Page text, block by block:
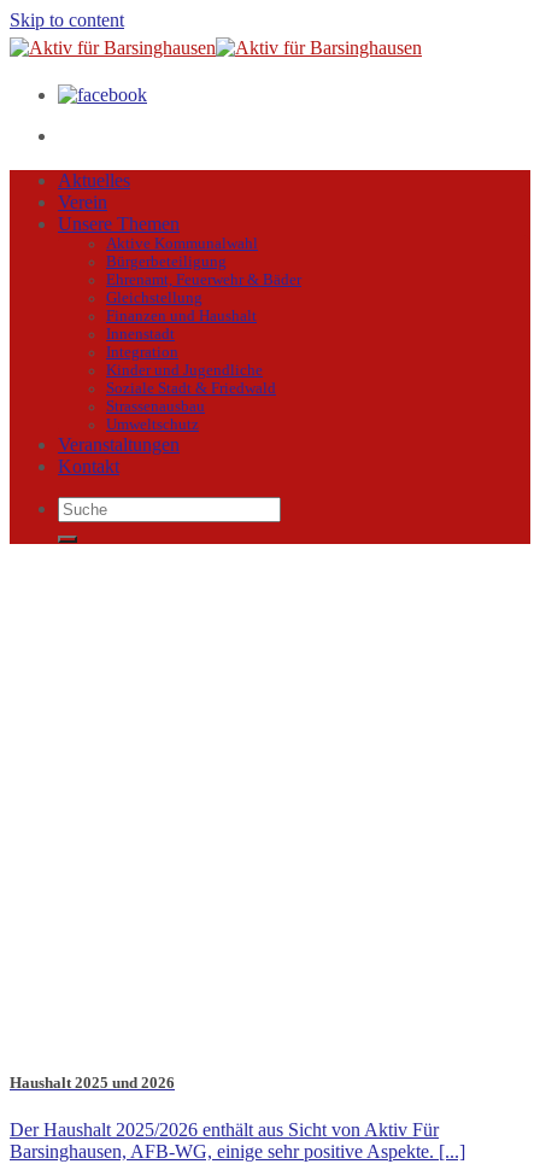
Skip to content
Aktuelles
Verein
Unsere Themen
Aktive Kommunalwahl
Bürgerbeteiligung
Ehrenamt, Feuerwehr & Bäder
Gleichstellung
Finanzen und Haushalt
Innenstadt
Integration
Kinder und Jugendliche
Soziale Stadt & Friedwald
Strassenausbau
Umweltschutz
Veranstaltungen
Kontakt
Haushalt 2025 und 2026
Der Haushalt 2025/2026 enthält aus Sicht von Aktiv Für
Barsinghausen, AFB-WG, einige sehr positive Aspekte. [...]